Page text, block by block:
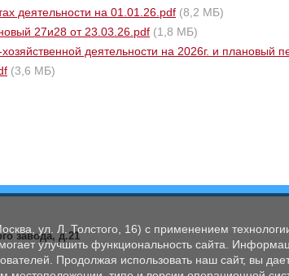
деятельности на 01.01.26.pdf (8,2 МБ)
27и28 от 23.03.26.pdf (1,8 МБ)
деятельности на 2026г. и плановый
(3,6 МБ)
завода, д.21
ул. Л. Толстого, 16) с применением
улучшить функциональность сайта.
Продолжая использовать наш сайт, вы